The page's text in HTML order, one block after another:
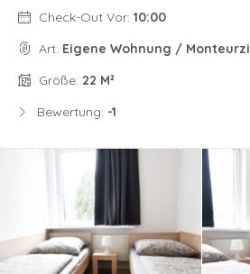
Check-Out Vor: 10:00
Art: Eigene Wohnung /
Größe: 22 M²
Bewertung: -1